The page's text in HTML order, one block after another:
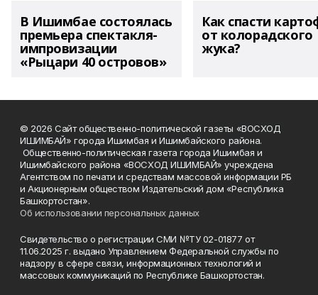
В Ишимбае состоялась
премьера спектакля-
импровизации
«Рыцари 40 островов»
Как спасти
от колорадского
жука?
© 2026 Сайт общественно-политической газеты «ВОСХОД
ИШИМБАЙ» города Ишимбая и Ишимбайского района.
Общественно-политическая газета города Ишимбая и
Ишимбайского района «ВОСХОД ИШИМБАЙ» учреждена
Агентством по печати и средствам массовой информации РБ
и Акционерным обществом Издательский дом «Республика
Башкортостан».
Об использовании персональных данных
Свидетельство о регистрации СМИ №ТУ 02-01877 от
11.06.2025 г. выдано Управлением Федеральной службы по
надзору в сфере связи, информационных технологий и
массовых коммуникаций по Республике Башкортостан.